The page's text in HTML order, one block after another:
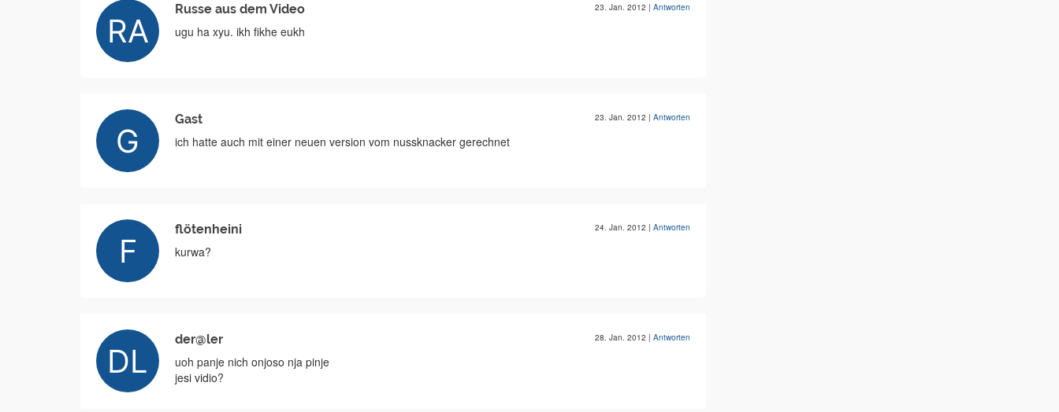
Russe aus dem Video 23. Jan. 2012 | Antworten
ugu ha xyu. ikh fikhe eukh
Gast 23. Jan. 2012 | Antworten
ich hatte auch mit einer neuen version vom nussknacker gerechnet
flötenheini 24. Jan. 2012 | Antworten
kurwa?
der@ler 28. Jan. 2012 | Antworten
uoh panje nich onjoso nja pinje
jesi vidio?